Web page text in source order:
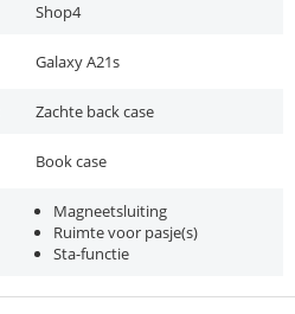
Shop4
Galaxy A21s
Zachte back case
Book case
Magneetsluiting
Ruimte voor pasje(s)
Sta-functie